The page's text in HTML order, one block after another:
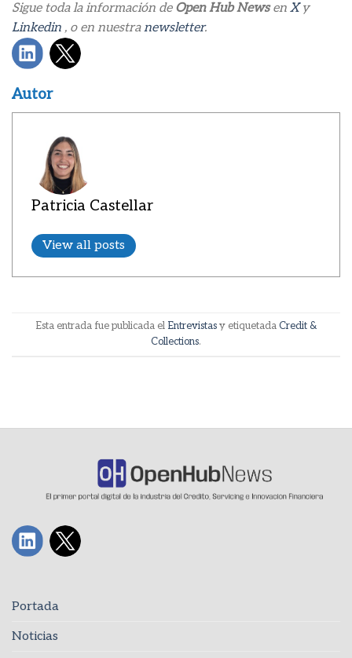
Sigue toda la información de Open Hub Newsen Xy
Linkedin , o en nuestranewsletter.
Autor
Patricia Castellar
View all posts
Esta entrada fue publicada el Entrevistasy etiquetadaCredit &
Collections.
Portada
Noticias